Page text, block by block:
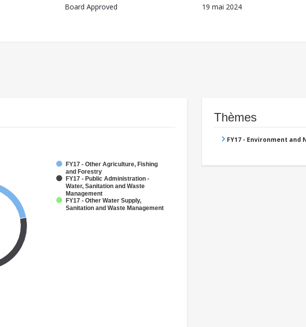
Board Approved
19 mai 2024
FY17 - Other Agriculture, Fishing
and Forestry
FY17 - Public Administration -
Water, Sanitation and Waste
Management
FY17 - Other Water Supply,
Sanitation and Waste Management
Thèmes
FY17 - Environment